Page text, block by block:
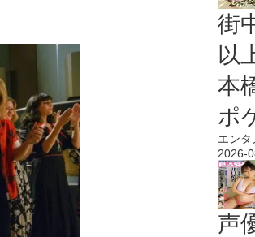
街
以
本
ポ
エンタ
2026-
声